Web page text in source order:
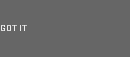
GOT IT